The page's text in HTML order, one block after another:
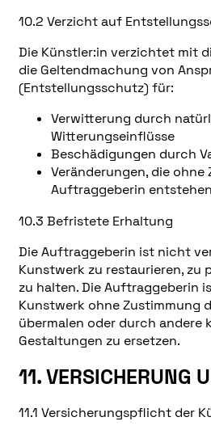
10.2 Verzicht auf
Die Künstler:in verzichtet mit
die Geltendmachung von
(Entstellungsschutz) für:
Verwitterung durch
Witterungseinflüsse
Beschädigungen durch
Veränderungen, die ohne
Auftraggeberin entstehen
10.3 Befristete Erhaltung
Die Auftraggeberin ist nicht
Kunstwerk zu restaurieren, zu
zu halten. Die Auftraggeberin
Kunstwerk ohne Zustimmung
übermalen oder durch andere
Gestaltungen zu ersetzen.
11. VERSICHERUNG
11.1 Versicherungspflicht der